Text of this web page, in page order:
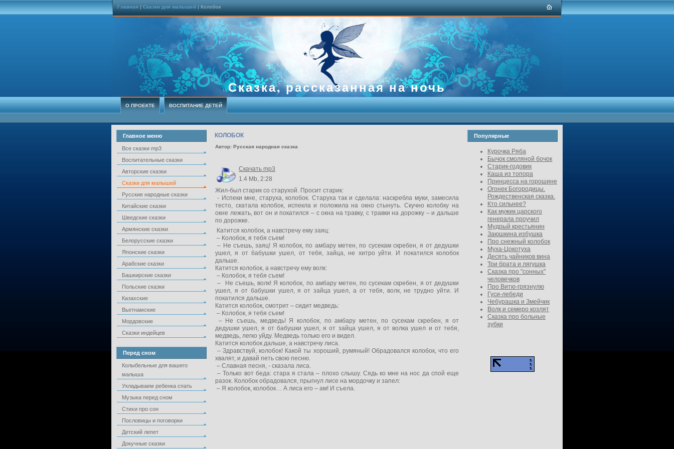
Главная | Сказки для малышей | Колобок
Сказка, рассказанная на ночь
О ПРОЕКТЕ ВОСПИТАНИЕ ДЕТЕЙ
Главное меню
Все сказки mp3
Воспитательные сказки
Авторские сказки
Сказки для малышей
Русские народные сказки
Китайские сказки
Шведские сказки
Армянские сказки
Белорусские сказки
Японские сказки
Арабские сказки
Башкирские сказки
Польские сказки
Казахские
Вьетнамские
Мордовские
Сказки индейцев
Перед сном
Колыбельные для вашего
малыша
Укладываем ребенка спать
Музыка перед сном
Стихи про сон
Пословицы и поговорки
Детский лепет
Докучные сказки
КОЛОБОК
Автор: Русская народная сказка
Скачать mp3
1.4 Mb, 2:28
Жил-был старик со старухой. Просит старик:
- Испеки мне, старуха, колобок. Старуха так и сделала: наскребла муки, замесила
тесто, скатала колобок, испекла и положила на окно стынуть. Скучно колобку на
окне лежать, вот он и покатился – с окна на травку, с травки на дорожку – и дальше
по дорожке.
Катится колобок, а навстречу ему заяц:
– Колобок, я тебя съем!
– Не съешь, заяц! Я колобок, по амбару метен, по сусекам скребен, я от дедушки
ушел, я от бабушки ушел, от тебя, зайца, не хитро уйти. И покатился колобок
дальше.
Катится колобок, а навстречу ему волк:
– Колобок, я тебя съем!
– Не съешь, волк! Я колобок, по амбару метен, по сусекам скребен, я от дедушки
ушел, я от бабушки ушел, я от зайца ушел, а от тебя, волк, не трудно уйти. И
покатился дальше.
Катится колобок, смотрит – сидит медведь:
– Колобок, я тебя съем!
– Не съешь, медведь! Я колобок, по амбару метен, по сусекам скребен, я от
дедушки ушел, я от бабушки ушел, я от зайца ушел, я от волка ушел и от тебя,
медведь, легко уйду. Медведь только его и видел.
Катится колобок дальше, а навстречу лиса.
– Здравствуй, колобок! Какой ты хороший, румяный! Обрадовался колобок, что его
хвалят, и давай петь свою песню.
– Славная песня, - сказала лиса.
– Только вот беда: стара я стала – плохо слышу. Сядь ко мне на нос да спой еще
разок. Колобок обрадовался, прыгнул лисе на мордочку и запел:
– Я колобок, колобок… А лиса его – ам! И съела.
Популярные
Курочка Ряба
Бычок смоляной бочок
Старик-годовик
Каша из топора
Принцесса на горошине
Огонек Богородицы.
Рождественская сказка.
Кто сильнее?
Как мужик царского
генерала проучил
Мудрый крестьянин
Заюшкина избушка
Про снежный колобок
Муха-Цокотуха
Десять чайников вина
Три брата и лягушка
Сказка про "сонных"
человечков
Про Витю-грязнулю
Гуси-лебеди
Чебурашка и Змейчик
Волк и семеро козлят
Сказка про больные
зубки